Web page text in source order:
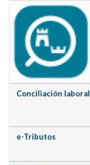
Conciliación
e-Tributos